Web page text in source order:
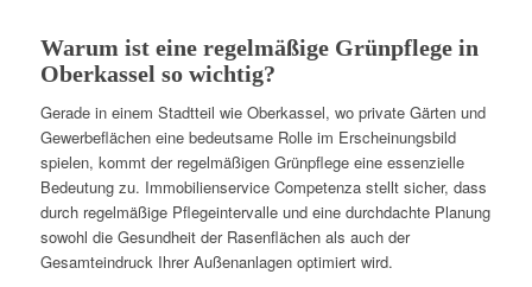
Warum ist eine regelmäßige Grünpflege in
Oberkassel so wichtig?
Gerade in einem Stadtteil wie Oberkassel, wo private Gärten und
Gewerbeflächen eine bedeutsame Rolle im Erscheinungsbild
spielen, kommt der regelmäßigen Grünpflege eine essenzielle
Bedeutung zu. Immobilienservice Competenza stellt sicher, dass
durch regelmäßige Pflegeintervalle und eine durchdachte Planung
sowohl die Gesundheit der Rasenflächen als auch der
Gesamteindruck Ihrer Außenanlagen optimiert wird.